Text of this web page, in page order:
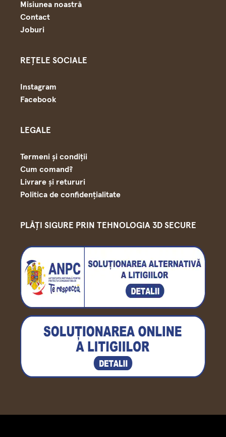
Misiunea noastră
Contact
Joburi
REȚELE SOCIALE
Instagram
Facebook
LEGALE
Termeni și condiții
Cum comand?
Livrare și retururi
Politica de confidențialitate
PLĂȚI SIGURE PRIN TEHNOLOGIA 3D SECURE